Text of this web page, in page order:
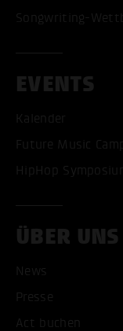
Songwriting-
EVENTS
Kalender
Future Music Camp
HipHop
ÜBER UNS
News
Presse
Act buchen